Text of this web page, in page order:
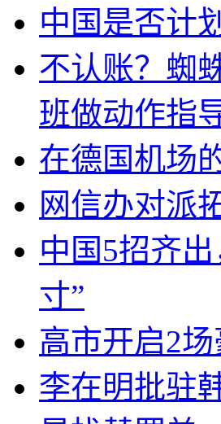
中国是否计
不认账？蜘
班做动作指
在德国机场
网信办对派
中国5招齐
寸”
高市开启2
李在明批驻